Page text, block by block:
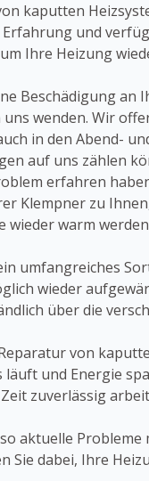
kaputten
und
Ihre Heizung
Beschädigung an
uns wenden. Wir
in den Abend-
auf uns zählen
erfahren
Klempner zu
wieder warm
umfangreiches
wieder
über die
von
und Energie
zuverlässig
aktuelle
Sie dabei, Ihre